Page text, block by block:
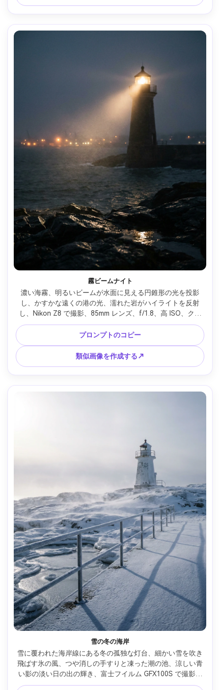
霧ビームナイト
濃い海霧、明るいビームが水面に見える円錐形の光を投影
し、かすかな遠くの港の光、濡れた岩がハイライトを反射
し、Nikon Z8 で撮影、85mm レンズ、f/1.8、高 ISO、クリ
ーン ノイズ、浅い被写界深度、映画のような控えめな照明、
超リアルな雰囲気とボリューム霧 --ar 4:5
プロンプトのコピー
類似画像を作成する↗
雪の冬の海岸
雪に覆われた海岸線にある冬の孤独な灯台、細かい雪を吹き
飛ばす氷の風、つや消しの手すりと凍った潮の池、涼しい青
い影の淡い日の出の輝き、富士フイルム GFX100S で撮影、
45mm レンズ、f/4、鮮明なディテール、ナチュラルなカラー